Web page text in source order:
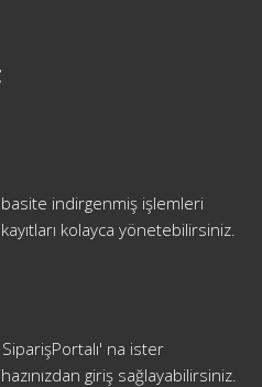
basite indirgenmiş işlemleri
kolayca yönetebilirsiniz.
na ister
giriş sağlayabilirsiniz.